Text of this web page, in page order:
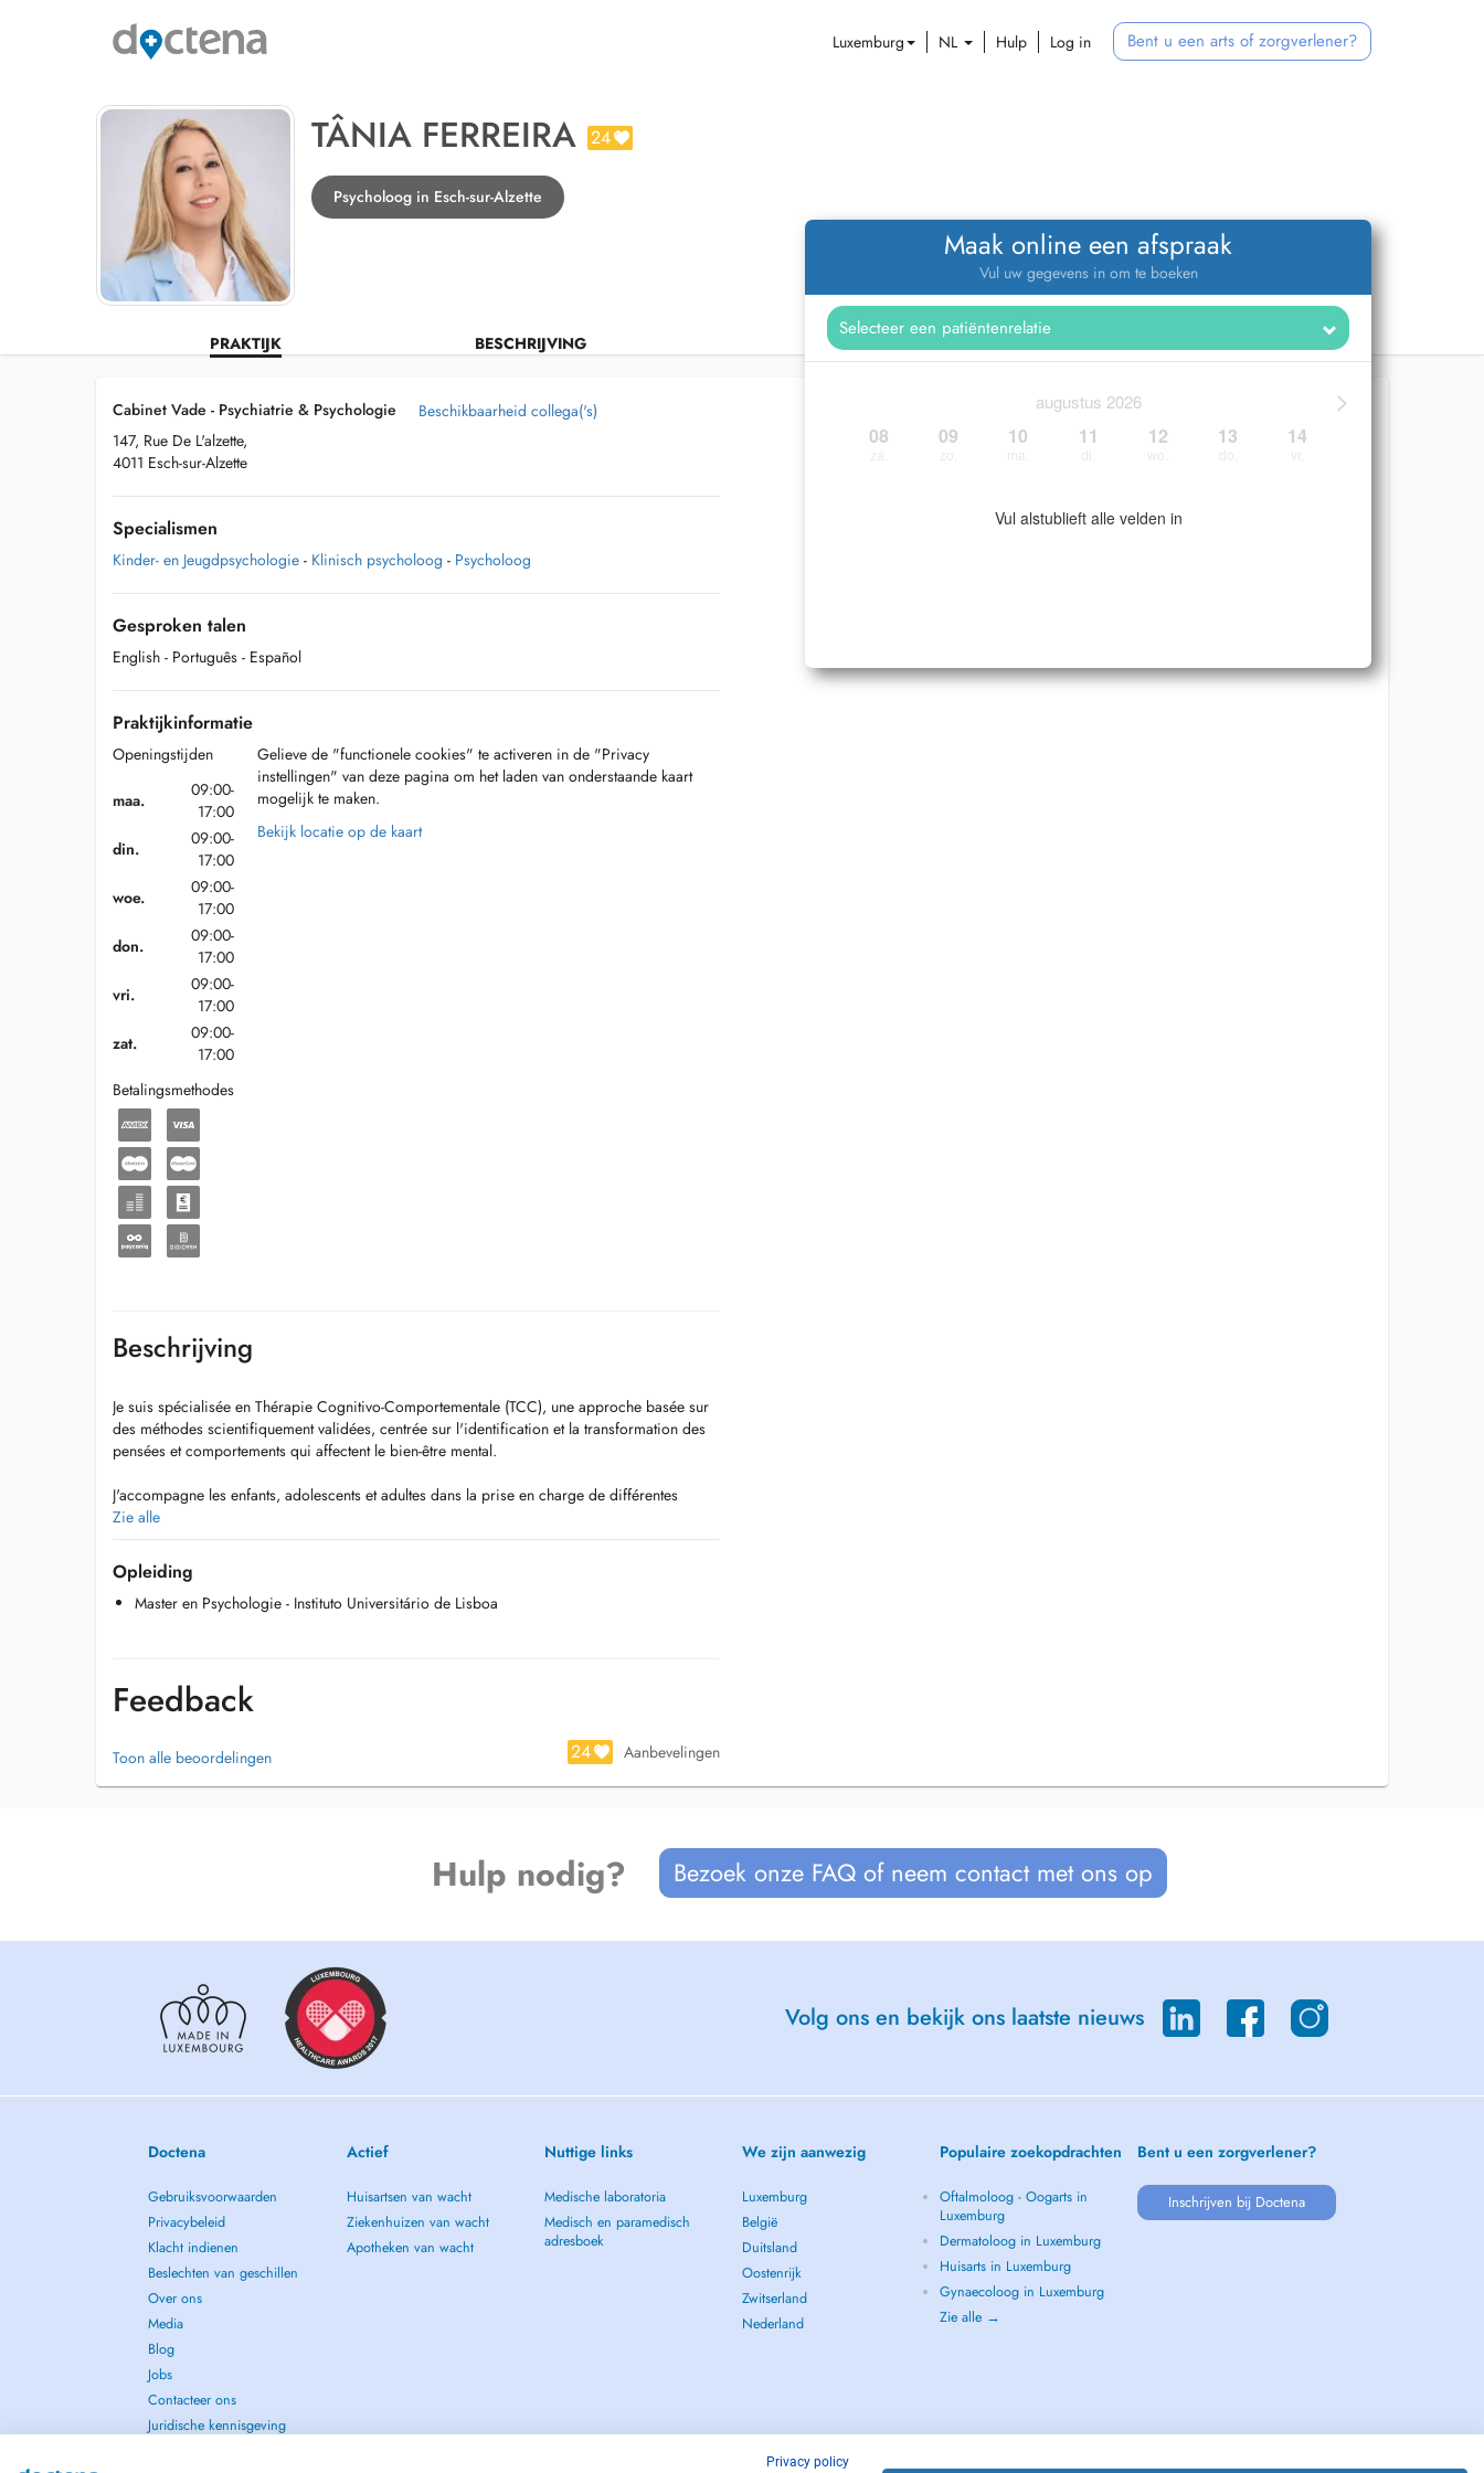
Luxemburg NL Hulp Log in Bent u een arts of zorgverlener?
TÂNIA FERREIRA 24
Psycholoog in Esch-sur-Alzette
PRAKTIJK BESCHRIJVING
Maak online een afspraak
Vul uw gegevens in om te boeken
>
augustus 2026
08 09 10 11 12 13 14
Vul alstublieft alle velden in
Cabinet Vade - Psychiatrie & Psychologie
147, Rue De L'alzette,
4011 Esch-sur-Alzette
Beschikbaarheid collega('s)
Specialismen
Kinder- en Jeugdpsychologie - Klinisch psycholoog - Psycholoog
Gesproken talen
English - Português - Español
Praktijkinformatie
Openingstijden
maa.
09:00-
17:00
din.
09:00-
17:00
woe.
09:00-
17:00
don.
09:00-
17:00
vri.
09:00-
17:00
zat.
09:00-
17:00
Betalingsmethodes
Gelieve de "functionele cookies" te activeren in de "Privacy
instellingen" van deze pagina om het laden van onderstaande kaart
mogelijk te maken.
Bekijk locatie op de kaart
Beschrijving
Je suis spécialisée en Thérapie Cognitivo-Comportementale (TCC), une approche basée sur
des méthodes scientifiquement validées, centrée sur l'identification et la transformation des
pensées et comportements qui affectent le bien-être mental.
J'accompagne les enfants, adolescents et adultes dans la prise en charge de différentes
problématiques psychologiques telles que :
- La dépression
- La phobie sociale
- Les troubles anxieux
Mon objectif est d'offrir un espace d'écoute bienveillant, où chaque patient peut se sentir
compris, soutenu et outillé pour retrouver un équilibre émotionnel durable.
Zie alle
Opleiding
Master en Psychologie - Instituto Universitário de Lisboa
Feedback
Toon alle beoordelingen 24 Aanbevelingen
Hulp nodig? Bezoek onze FAQ of neem contact met ons op
Volg ons en bekijk ons laatste nieuws
Doctena
Gebruiksvoorwaarden
Privacybeleid
Klacht indienen
Beslechten van geschillen
Over ons
Media
Blog
Jobs
Contacteer ons
Juridische kennisgeving
Actief
Huisartsen van wacht
Ziekenhuizen van wacht
Apotheken van wacht
Nuttige links
Medische laboratoria
Medisch en paramedisch
adresboek
We zijn aanwezig
Luxemburg
België
Duitsland
Oostenrijk
Zwitserland
Nederland
Populaire zoekopdrachten
Oftalmoloog - Oogarts in
Luxemburg
Dermatoloog in Luxemburg
Huisarts in Luxemburg
Gynaecoloog in Luxemburg
Zie alle →
Bent u een zorgverlener?
Inschrijven bij Doctena
Privacy policy